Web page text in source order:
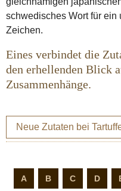
schwedisches Wort für ein
Zeichen.
Eines verbindet die
den erhellenden Blick
Zusammenhänge.
Neue Zutaten bei
A B C D